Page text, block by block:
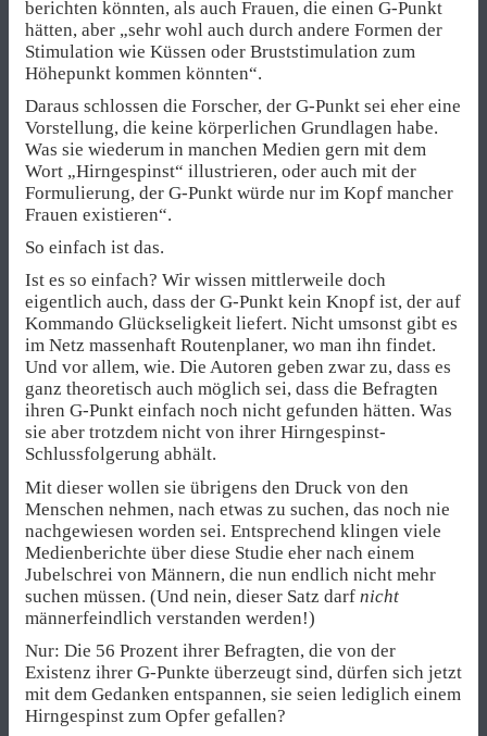
berichten könnten, als auch Frauen, die einen G-Punkt
hätten, aber „sehr wohl auch durch andere Formen der
Stimulation wie Küssen oder Bruststimulation zum
Höhepunkt kommen könnten“.
Daraus schlossen die Forscher, der G-Punkt sei eher eine
Vorstellung, die keine körperlichen Grundlagen habe.
Was sie wiederum in manchen Medien gern mit dem
Wort „Hirngespinst“ illustrieren, oder auch mit der
Formulierung, der G-Punkt würde nur im Kopf mancher
Frauen existieren“.
So einfach ist das.
Ist es so einfach? Wir wissen mittlerweile doch
eigentlich auch, dass der G-Punkt kein Knopf ist, der auf
Kommando Glückseligkeit liefert. Nicht umsonst gibt es
im Netz massenhaft Routenplaner, wo man ihn findet.
Und vor allem, wie. Die Autoren geben zwar zu, dass es
ganz theoretisch auch möglich sei, dass die Befragten
ihren G-Punkt einfach noch nicht gefunden hätten. Was
sie aber trotzdem nicht von ihrer Hirngespinst-
Schlussfolgerung abhält.
Mit dieser wollen sie übrigens den Druck von den
Menschen nehmen, nach etwas zu suchen, das noch nie
nachgewiesen worden sei. Entsprechend klingen viele
Medienberichte über diese Studie eher nach einem
Jubelschrei von Männern, die nun endlich nicht mehr
suchen müssen. (Und nein, dieser Satz darf nicht
männerfeindlich verstanden werden!)
Nur: Die 56 Prozent ihrer Befragten, die von der
Existenz ihrer G-Punkte überzeugt sind, dürfen sich jetzt
mit dem Gedanken entspannen, sie seien lediglich einem
Hirngespinst zum Opfer gefallen?